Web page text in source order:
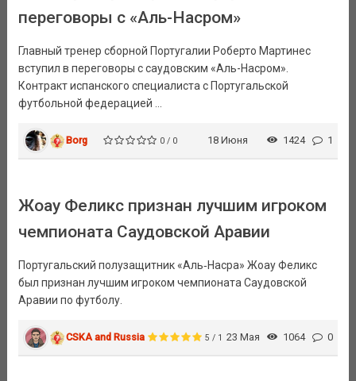
переговоры с «Аль-Насром»
Главный тренер сборной Португалии Роберто Мартинес
вступил в переговоры с саудовским «Аль-Насром».
Контракт испанского специалиста с Португальской
футбольной федерацией ...
Borg 0 / 0 18 Июня 1424 1
Жоау Феликс признан лучшим игроком
чемпионата Саудовской Аравии
Португальский полузащитник «Аль‑Насра» Жоау Феликс
был признан лучшим игроком чемпионата Саудовской
Аравии по футболу.
CSKA and Russia 5 / 1 23 Мая 1064 0